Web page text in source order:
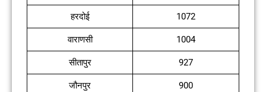
हरदोई 1072
वाराणसी 1004
सीतापुर 927
जौनपुर 900